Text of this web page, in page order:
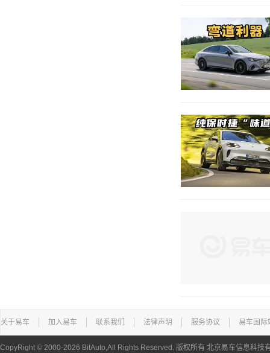
关于易车 加入易车 联系我们 法律声明 服务协议 易车国际
CopyRight © 2000-2026 BitAuto,All Rights Reserved. 版权所有 北京易车信息科